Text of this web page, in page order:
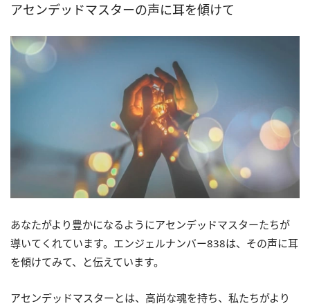
アセンデッドマスターの声に耳を傾けて
あなたがより豊かになるようにアセンデッドマスターたちが
導いてくれています。エンジェルナンバー838は、その声に耳
を傾けてみて、と伝えています。
アセンデッドマスターとは、高尚な魂を持ち、私たちがより